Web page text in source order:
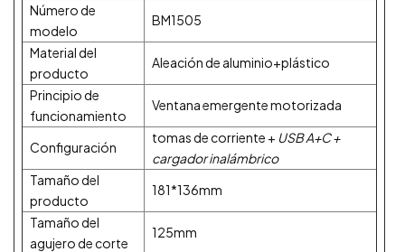
Número de
modelo
BM1505
Material del
producto
Aleación de aluminio+plástico
Principio de
funcionamiento
Ventana emergente motorizada
Configuración
tomas de corriente + USB A+C +
cargador inalámbrico
Tamaño del
producto
181*136mm
Tamaño del
agujero de corte
125mm